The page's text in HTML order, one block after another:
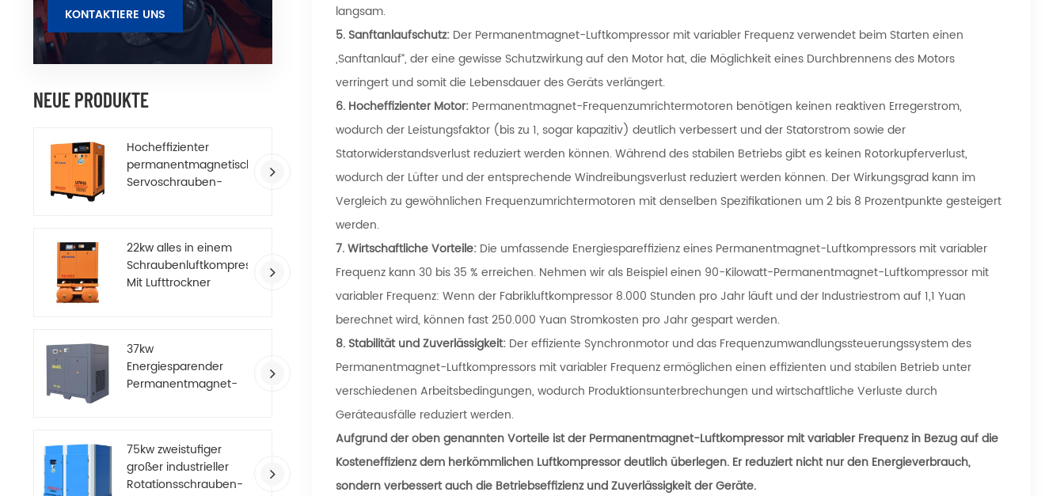
KONTAKTIERE UNS
NEUE PRODUKTE
Hocheffizienter
permanentmagnetischer
Servoschrauben-
22kw alles in einem
Schraubenluftkompressor
Mit Lufttrockner
37kw
Energiesparender
Permanentmagnet-
75kw zweistufiger
großer industrieller
Rotationsschrauben-
langsam.
5. Sanftanlaufschutz: Der Permanentmagnet-Luftkompressor mit variabler Frequenz verwendet beim Starten einen
„Sanftanlauf“, der eine gewisse Schutzwirkung auf den Motor hat, die Möglichkeit eines Durchbrennens des Motors
verringert und somit die Lebensdauer des Geräts verlängert.
6. Hocheffizienter Motor: Permanentmagnet-Frequenzumrichtermotoren benötigen keinen reaktiven Erregerstrom,
wodurch der Leistungsfaktor (bis zu 1, sogar kapazitiv) deutlich verbessert und der Statorstrom sowie der
Statorwiderstandsverlust reduziert werden können. Während des stabilen Betriebs gibt es keinen Rotorkupferverlust,
wodurch der Lüfter und der entsprechende Windreibungsverlust reduziert werden können. Der Wirkungsgrad kann im
Vergleich zu gewöhnlichen Frequenzumrichtermotoren mit denselben Spezifikationen um 2 bis 8 Prozentpunkte gesteigert
werden.
7.Wirtschaftliche Vorteile: Die umfassende Energiespareffizienz eines Permanentmagnet-Luftkompressors mit variabler
Frequenz kann 30 bis 35 % erreichen. Nehmen wir als Beispiel einen 90-Kilowatt-Permanentmagnet-Luftkompressor mit
variabler Frequenz: Wenn der Fabrikluftkompressor 8.000 Stunden pro Jahr läuft und der Industriestrom auf 1,1 Yuan
berechnet wird, können fast 250.000 Yuan Stromkosten pro Jahr gespart werden.
8. Stabilität und Zuverlässigkeit: Der effiziente Synchronmotor und das Frequenzumwandlungssteuerungssystem des
Permanentmagnet-Luftkompressors mit variabler Frequenz ermöglichen einen effizienten und stabilen Betrieb unter
verschiedenen Arbeitsbedingungen, wodurch Produktionsunterbrechungen und wirtschaftliche Verluste durch
Geräteausfälle reduziert werden.
Aufgrund der oben genannten Vorteile ist der Permanentmagnet-Luftkompressor mit variabler Frequenz in Bezug auf die
Kosteneffizienz dem herkömmlichen Luftkompressor deutlich überlegen. Er reduziert nicht nur den Energieverbrauch,
sondern verbessert auch die Betriebseffizienz und Zuverlässigkeit der Geräte.